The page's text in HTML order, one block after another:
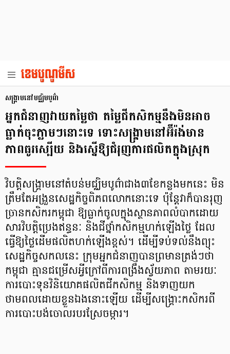
សង្គ្រាមនៅមជ្ឈិមបូព៌ា
អ្នកជំនាញវាយតម្លៃថា តម្លៃជីកសិកម្មនឹងមិនអាច
ធ្លាក់ចុះភ្លាមៗនោះទេ ទោះសង្គ្រាមនៅអ៊ីរ៉ង់មាន
ភាពធូរស្បើយ និងស្នើឱ្យជំរុញការផលិតក្នុងស្រុក
វិបត្តិសង្គ្រាមនៅតំបន់មជ្ឈិមបូព៌ាជាង៣ខែកន្លងមកនេះ មិន
ត្រឹមតែអង្រួនសេដ្ឋកិច្ចពិភពលោក​នោះទេ ប៉ុន្តែវាក៏បានរុញ
ច្រានកសិករកម្ពុជា ឱ្យធ្លាក់ចូលក្នុងស្ថានភាពលំបាកដោយ​
សារវិបត្តិប្រេងឥន្ធនៈ និងជីថ្នាំកសិកម្មហក់ឡើងថ្លៃ ដែល
ធ្វើឱ្យថ្លៃដើមផលិតហក់ឡើងខ្ពស់។ ដើម្បីទប់ទល់នឹងព្យុះ
សេដ្ឋកិច្ចសកលនេះ ក្រុមអ្នកជំនាញបានព្រមានត្រង់ៗថា
កម្ពុជា គ្មានជម្រើសអ្វីក្រៅពីការពង្រឹងស្វ័យភាព តាមរយៈ
ការបោះទុនវិនិយោគផលិតជីកសិកម្ម និងទាញយក
ថាមពលដោយខ្លួនឯងនោះឡើយ ដើម្បីសង្គ្រោះកសិករពី
ការបោះបង់ចោលរបរស្រែចម្ការ​។